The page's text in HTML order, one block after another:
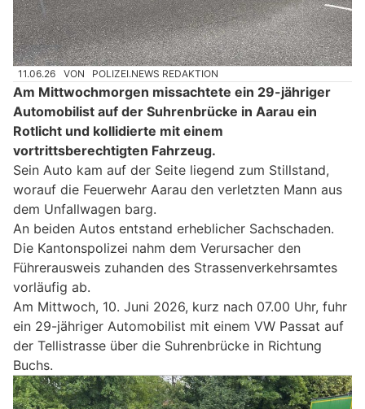
11.06.26 VON POLIZEI.NEWS REDAKTION
Am Mittwochmorgen missachtete ein 29-jähriger
Automobilist auf der Suhrenbrücke in Aarau ein
Rotlicht und kollidierte mit einem
vortrittsberechtigten Fahrzeug.
Sein Auto kam auf der Seite liegend zum Stillstand,
worauf die Feuerwehr Aarau den verletzten Mann aus
dem Unfallwagen barg.
An beiden Autos entstand erheblicher Sachschaden.
Die Kantonspolizei nahm dem Verursacher den
Führerausweis zuhanden des Strassenverkehrsamtes
vorläufig ab.
Am Mittwoch, 10. Juni 2026, kurz nach 07.00 Uhr, fuhr
ein 29-jähriger Automobilist mit einem VW Passat auf
der Tellistrasse über die Suhrenbrücke in Richtung
Buchs.